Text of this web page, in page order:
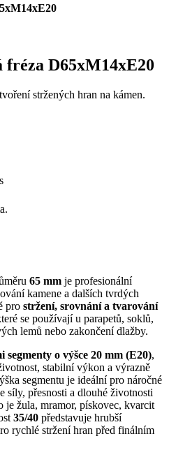
fréza D65xM14xE20
stržených hran na kámen.
65 mm je profesionální
kamene a dalších tvrdých
pro stržení, srovnání a tvarování
se používají u parapetů, soklů,
lemů nebo zakončení dlažby.
segmenty o výšce 20 mm (E20),
stabilní výkon a výrazně
segmentu je ideální pro náročné
síly, přesnosti a dlouhé životnosti
je žula, mramor, pískovec, kvarcit
35/40 představuje hrubší
rychlé stržení hran před finálním